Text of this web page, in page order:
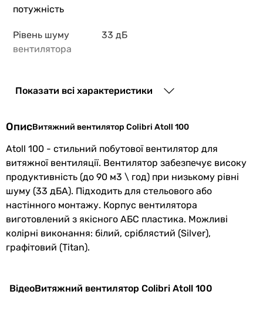
потужність
Рівень шуму
вентилятора
33 дБ
вентилятора
дБ)
вентилятора
Тип осьовий
Особливості
та функції
двигун на кулькових
підшипниках
Максимальна
температура
переміщуваного
40 °C
Кількість
1 шт
Показати всі характеристики
ОписВитяжний вентилятор Colibri Atoll 100
Atoll 100 - стильний побутової вентилятор для
витяжної вентиляції. Вентилятор забезпечує високу
продуктивність (до 90 м3 \ год) при низькому рівні
шуму (33 дБА). Підходить для стельового або
настінного монтажу. Корпус вентилятора
виготовлений з якісного АБС пластика. Можливі
колірні виконання: білий, сріблястий (Silver),
графітовий (Titan).
ВідеоВитяжний вентилятор Colibri Atoll 100